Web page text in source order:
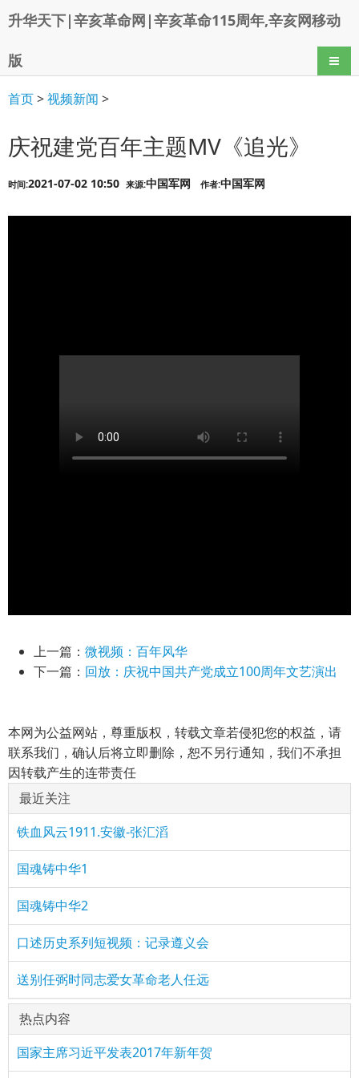
升华天下|辛亥革命网|辛亥革命115周年,辛亥网移动
版 导航
首页>视频新闻 >
庆祝建党百年主题MV《追光》
时间:2021-07-02 10:50 来源:中国军网 作者:中国军网
上一篇： 微视频：百年风华
下一篇： 回放：庆祝中国共产党成立100周年文艺演出
本网为公益网站，尊重版权，转载文章若侵犯您的权益，请
联系我们，确认后将立即删除，恕不另行通知，我们不承担
因转载产生的连带责任
最近关注
铁血风云1911.安徽-张汇滔
国魂铸中华1
国魂铸中华2
口述历史系列短视频：记录遵义会
送别任弼时同志爱女革命老人任远
热点内容
国家主席习近平发表2017年新年贺